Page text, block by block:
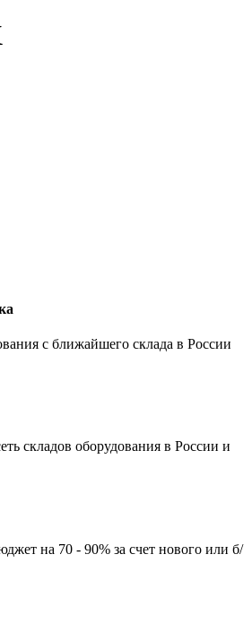
с ближайшего склада в России
складов оборудования в России и
на 70 - 90% за счет нового или б/